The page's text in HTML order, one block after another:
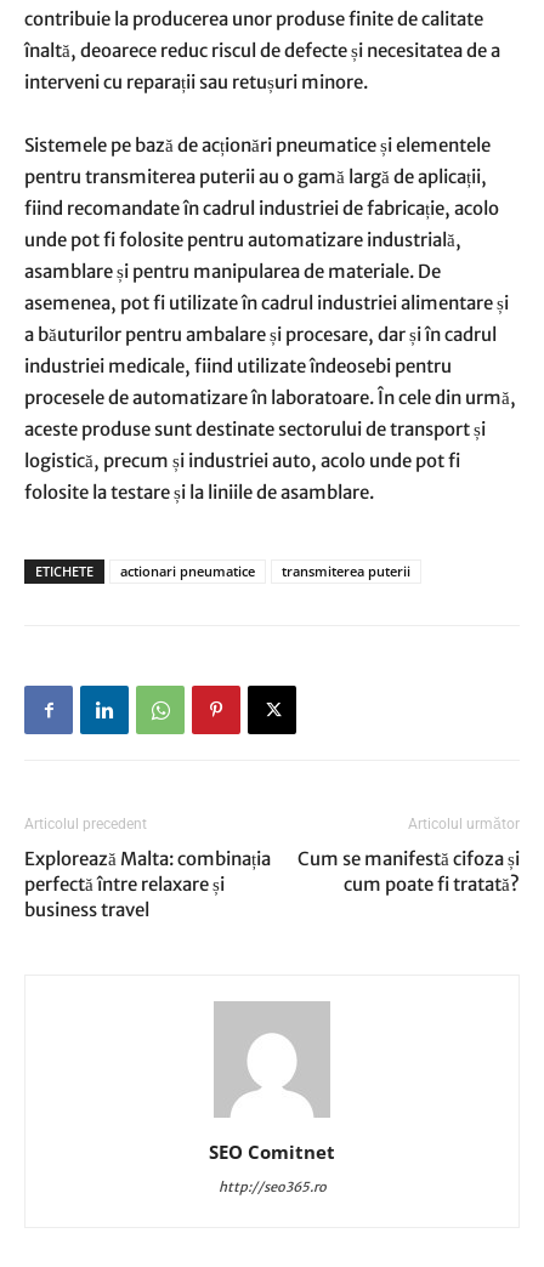
contribuie la producerea unor produse finite de calitate
înaltă, deoarece reduc riscul de defecte și necesitatea de a
interveni cu reparații sau retușuri minore.
Sistemele pe bază de acționări pneumatice și elementele
pentru transmiterea puterii au o gamă largă de aplicații,
fiind recomandate în cadrul industriei de fabricație, acolo
unde pot fi folosite pentru automatizare industrială,
asamblare și pentru manipularea de materiale. De
asemenea, pot fi utilizate în cadrul industriei alimentare și
a băuturilor pentru ambalare și procesare, dar și în cadrul
industriei medicale, fiind utilizate îndeosebi pentru
procesele de automatizare în laboratoare. În cele din urmă,
aceste produse sunt destinate sectorului de transport și
logistică, precum și industriei auto, acolo unde pot fi
folosite la testare și la liniile de asamblare.
ETICHETE actionari pneumatice transmiterea puterii
Articolul precedent
Explorează Malta: combinația
perfectă între relaxare și
business travel
Articolul următor
Cum se manifestă cifoza și
cum poate fi tratată?
SEO Comitnet
http://seo365.ro